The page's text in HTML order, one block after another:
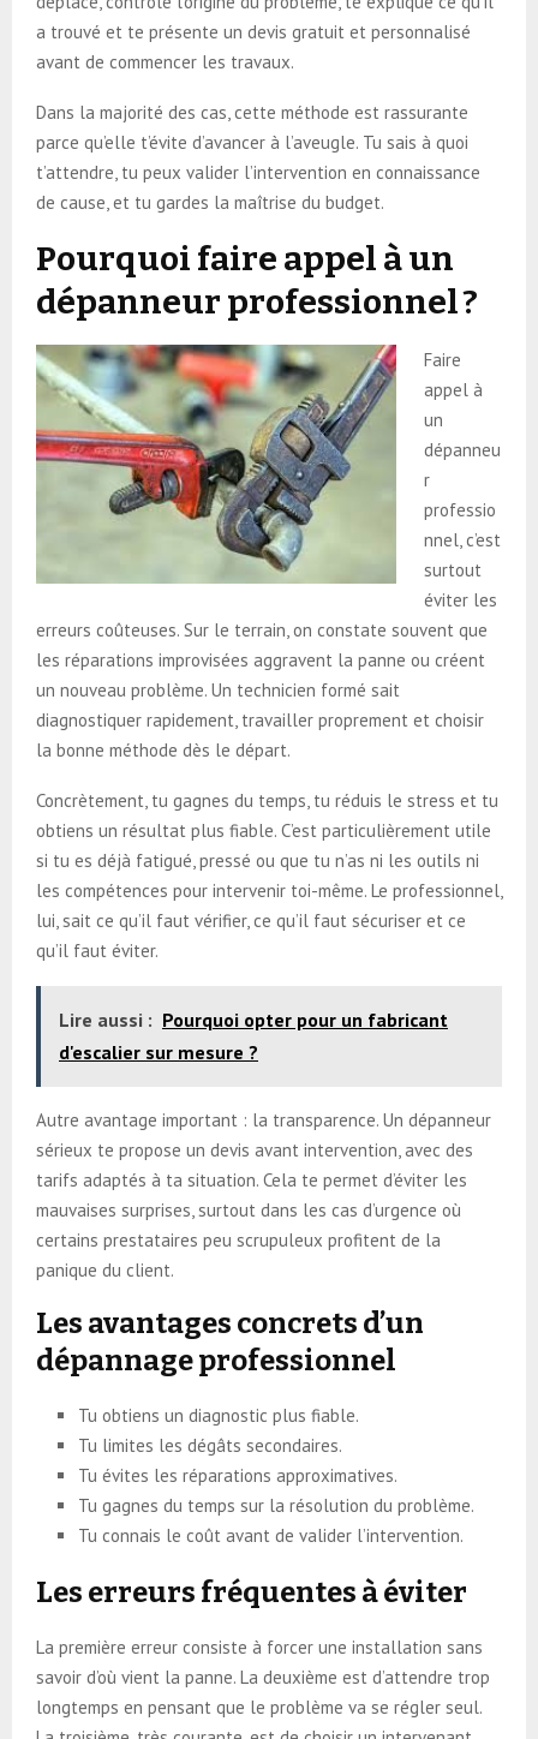
a trouvé et te présente un devis gratuit et personnalisé
avant de commencer les travaux.
Dans la majorité des cas, cette méthode est rassurante
parce qu’elle t’évite d’avancer à l’aveugle. Tu sais à quoi
t’attendre, tu peux valider l’intervention en connaissance
de cause, et tu gardes la maîtrise du budget.
Pourquoi faire appel à un
dépanneur professionnel ?
Faire
appel à
un
dépanneu
r
professio
nnel, c’est
surtout
éviter les
erreurs coûteuses. Sur le terrain, on constate souvent que
les réparations improvisées aggravent la panne ou créent
un nouveau problème. Un technicien formé sait
diagnostiquer rapidement, travailler proprement et choisir
la bonne méthode dès le départ.
Concrètement, tu gagnes du temps, tu réduis le stress et tu
obtiens un résultat plus fiable. C’est particulièrement utile
si tu es déjà fatigué, pressé ou que tu n’as ni les outils ni
les compétences pour intervenir toi-même. Le professionnel,
lui, sait ce qu’il faut vérifier, ce qu’il faut sécuriser et ce
qu’il faut éviter.
Lire aussi : Pourquoi opter pour un fabricant
d'escalier sur mesure ?
Autre avantage important : la transparence. Un dépanneur
sérieux te propose un devis avant intervention, avec des
tarifs adaptés à ta situation. Cela te permet d’éviter les
mauvaises surprises, surtout dans les cas d’urgence où
certains prestataires peu scrupuleux profitent de la
panique du client.
Les avantages concrets d’un
dépannage professionnel
Tu obtiens un diagnostic plus fiable.
Tu limites les dégâts secondaires.
Tu évites les réparations approximatives.
Tu gagnes du temps sur la résolution du problème.
Tu connais le coût avant de valider l’intervention.
Les erreurs fréquentes à éviter
La première erreur consiste à forcer une installation sans
savoir d’où vient la panne. La deuxième est d’attendre trop
longtemps en pensant que le problème va se régler seul.